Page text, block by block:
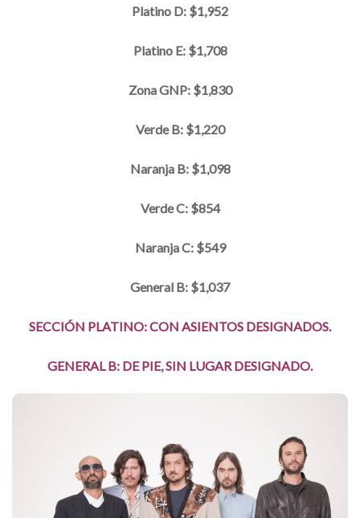
Platino D: $1,952
Platino E: $1,708
Zona GNP: $1,830
Verde B: $1,220
Naranja B: $1,098
Verde C: $854
Naranja C: $549
General B: $1,037
SECCIÓN PLATINO: CON ASIENTOS DESIGNADOS.
GENERAL B: DE PIE, SIN LUGAR DESIGNADO.